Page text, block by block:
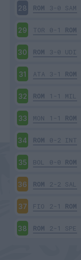
28 ROM 3-0 SAM
29 TOR 0-1 ROM
30 ROM 3-0 UDI
31 ATA 3-1 ROM
32 ROM 1-1 MIL
33 MON 1-1 ROM
34 ROM 0-2 INT
35 BOL 0-0 ROM
36 ROM 2-2 SAL
37 FIO 2-1 ROM
38 ROM 2-1 SPE